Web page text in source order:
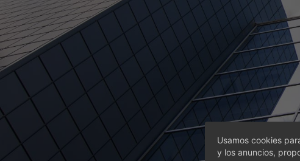
Usamos cookies
y los anuncios,